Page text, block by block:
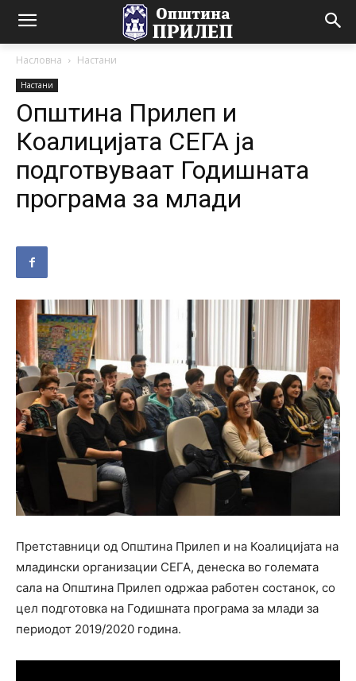
Насловна Настани
Настани
Општина Прилеп и
Коалицијата СЕГА ја
подготвуваат Годишната
програма за млади
Претставници од Општина Прилеп и на Коалицијата на
младински организации СЕГА, денеска во големата
сала на Општина Прилеп одржаа работен состанок, со
цел подготовка на Годишната програма за млади за
периодот 2019/2020 година.